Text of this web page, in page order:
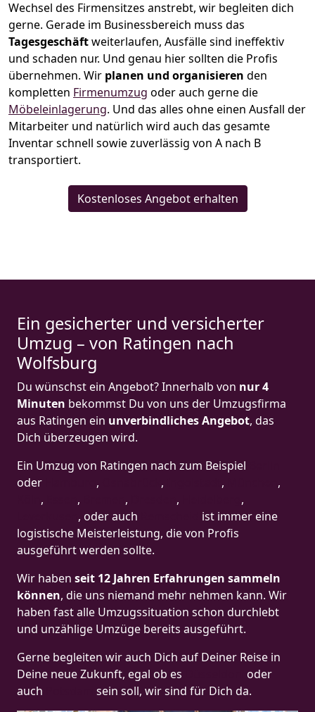
Wechsel des Firmensitzes anstrebt, wir begleiten dich
gerne. Gerade im Businessbereich muss das
Tagesgeschäftweiterlaufen, Ausfälle sind ineffektiv
und schaden nur. Und genau hier sollten die Profis
übernehmen. Wir planen und organisieren den
kompletten Firmenumzug oder auch gerne die
Möbeleinlagerung. Und das alles ohne einen Ausfall der
Mitarbeiter und natürlich wird auch das gesamte
Inventar schnell sowie zuverlässig von A nach B
transportiert.
Kostenloses Angebot erhalten
Ein gesicherter und versicherter
Umzug – von Ratingen nach
Wolfsburg
Du wünschst ein Angebot? Innerhalb von nur 4
Minuten bekommst Du von uns der Umzugsfirma
aus Ratingen ein unverbindliches Angebot, das
Dich überzeugen wird.
Ein Umzug von Ratingen nach zum Beispiel
oder
, , ,
,
, , , ,
,
, oder auch
ist immer eine
logistische Meisterleistung, die von Profis
ausgeführt werden sollte.
Wir haben seit 12 Jahren Erfahrungen sammeln
können, die uns niemand mehr nehmen kann. Wir
haben fast alle Umzugssituation schon durchlebt
und unzählige Umzüge bereits ausgeführt.
Gerne begleiten wir auch Dich auf Deiner Reise in
Deine neue Zukunft, egal ob es
oder
auch
sein soll, wir sind für Dich da.